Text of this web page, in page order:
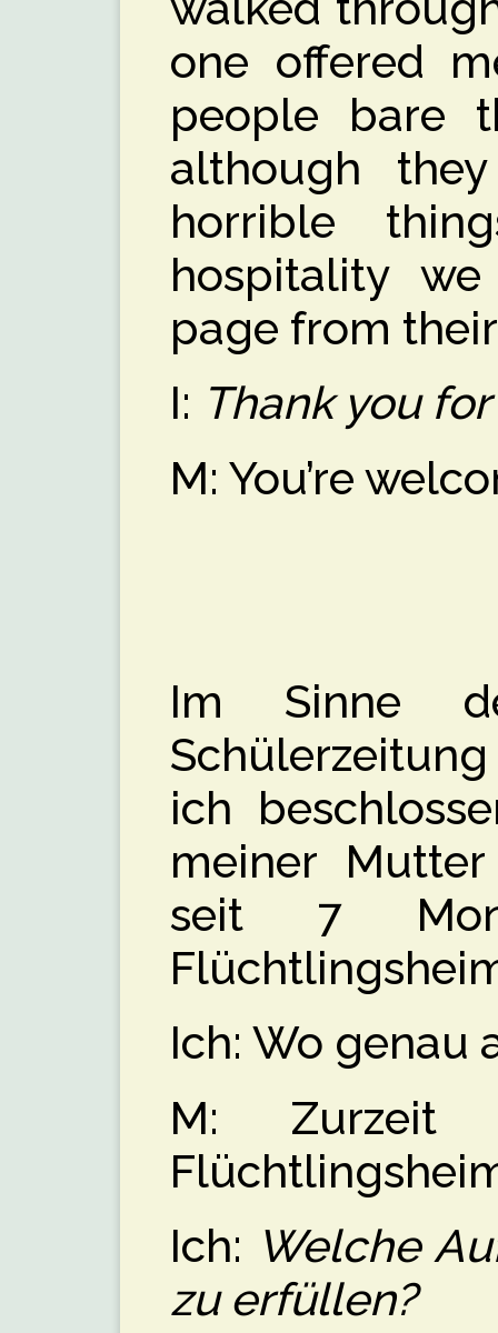
one offered
people bare
although
horrible
hospitality
page from
I: Thank you
M: You’re
Im Sinne
ich
meiner
seit 7
Ich: Wo genau
M:
Ich: Welche
zu erfüllen?